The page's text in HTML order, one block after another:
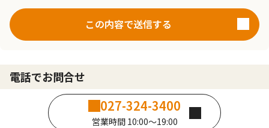
この内容で送信する
電話でお問合せ
027-324-3400
営業時間 10:00～19:00